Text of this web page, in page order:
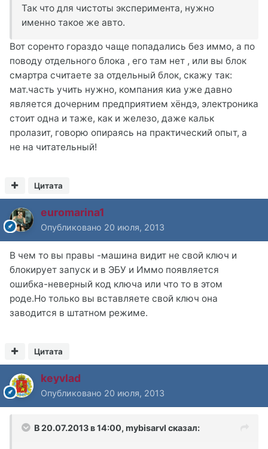
Так что для чистоты эксперимента, нужно
именно такое же авто.
Вот соренто гораздо чаще попадались без иммо, а по
поводу отдельного блока , его там нет , или вы блок
смартра считаете за отдельный блок, скажу так:
мат.часть учить нужно, компания киа уже давно
является дочерним предприятием хёндэ, электроника
стоит одна и таже, как и железо, даже кальк
пролазит, говорю опираясь на практический опыт, а
не на читательный!
Цитата
euromarina1
Опубликовано 20 июля, 2013
В чем то вы правы -машина видит не свой ключ и
блокирует запуск и в ЭБУ и Иммо появляется
ошибка-неверный код ключа или что то в этом
роде.Но только вы вставляете свой ключ она
заводится в штатном режиме.
Цитата
keyvlad
Опубликовано 20 июля, 2013
В 20.07.2013 в 14:00, mybisarvl сказал: